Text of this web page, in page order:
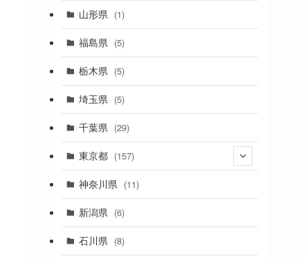
(1)
(1)
(2)
(1)
(3)
山形県 (1)
福島県 (5)
栃木県 (5)
埼玉県 (5)
千葉県 (29)
東京都 (157)
(36)
(11)
(31)
神奈川県 (11)
新潟県 (6)
石川県 (8)